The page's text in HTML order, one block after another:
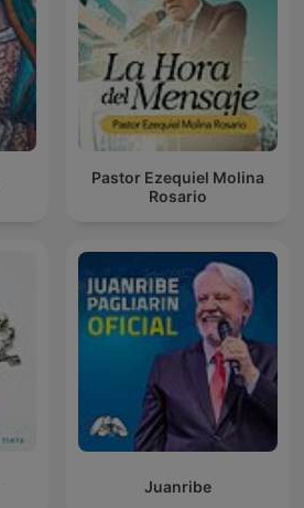
Pastor Ezequiel Molina
Rosario
Juanribe